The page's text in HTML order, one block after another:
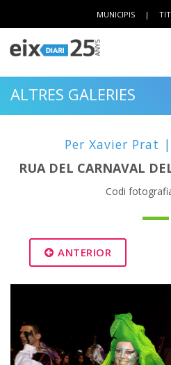
MUNICIPIS |
ALTRES GALERIES
Per Xavier Prat
RUA DEL CARNAVAL
Codi
ANTERIOR